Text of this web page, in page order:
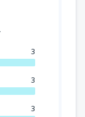
3
3
3